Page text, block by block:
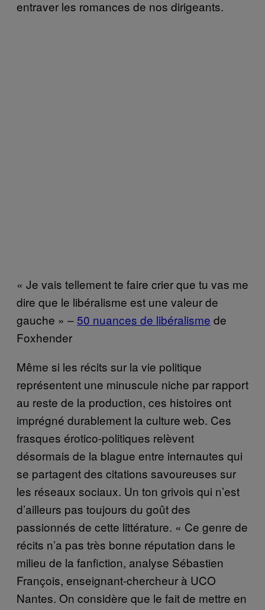
entraver les romances de nos dirigeants.
« Je vais tellement te faire crier que tu vas me
dire que le libéralisme est une valeur de
gauche » – 50 nuances de libéralisme de
Foxhender
Même si les récits sur la vie politique
représentent une minuscule niche par rapport
au reste de la production, ces histoires ont
imprégné durablement la culture web. Ces
frasques érotico-politiques relèvent
désormais de la blague entre internautes qui
se partagent des citations savoureuses sur
les réseaux sociaux. Un ton grivois qui n’est
d’ailleurs pas toujours du goût des
passionnés de cette littérature. « Ce genre de
récits n’a pas très bonne réputation dans le
milieu de la fanfiction, analyse Sébastien
François, enseignant-chercheur à UCO
Nantes. On considère que le fait de mettre en